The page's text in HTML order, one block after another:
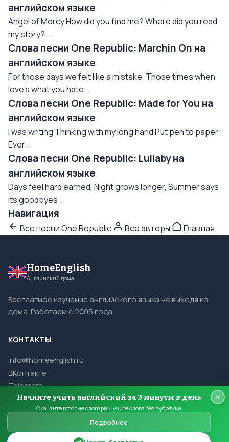
английском языке
Angel of Mercy How did you find me? Where did you read
my story?...
Слова песни One Republic: Marchin On на
английском языке
For those days we felt like a mistake, Those times when
love's what you hate...
Слова песни One Republic: Made for You на
английском языке
I was writing Thinking with my long hand Put pen to paper
Ever...
Слова песни One Republic: Lullaby на
английском языке
Days feel hard earned, Night grows longer, Summer says
its goodbyes...
Навигация
Все песни One Republic Все авторы Главная
HomeEnglish
Английский дома
Бесплатное изучение английского языка не выходя из
дома. Работаем с 2005 года.
КОНТАКТЫ
info@homeenglish.ru
ВКонтакте
Telegram
© 2005–2026 HomeEnglish. Все права защищены.
Начните учить английский за 3 минуты в день
Скачайте готовые словари и учите слова без зубрёжки
Подробнее